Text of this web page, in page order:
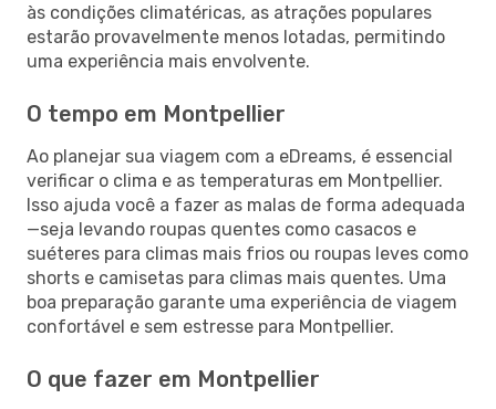
às condições climatéricas, as atrações populares
estarão provavelmente menos lotadas, permitindo
uma experiência mais envolvente.
O tempo em Montpellier
Ao planejar sua viagem com a eDreams, é essencial
verificar o clima e as temperaturas em Montpellier.
Isso ajuda você a fazer as malas de forma adequada
—seja levando roupas quentes como casacos e
suéteres para climas mais frios ou roupas leves como
shorts e camisetas para climas mais quentes. Uma
boa preparação garante uma experiência de viagem
confortável e sem estresse para Montpellier.
O que fazer em Montpellier